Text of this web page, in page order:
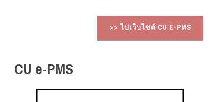
>> ไปเว็บไซต์ CU E-PMS
CU e-PMS